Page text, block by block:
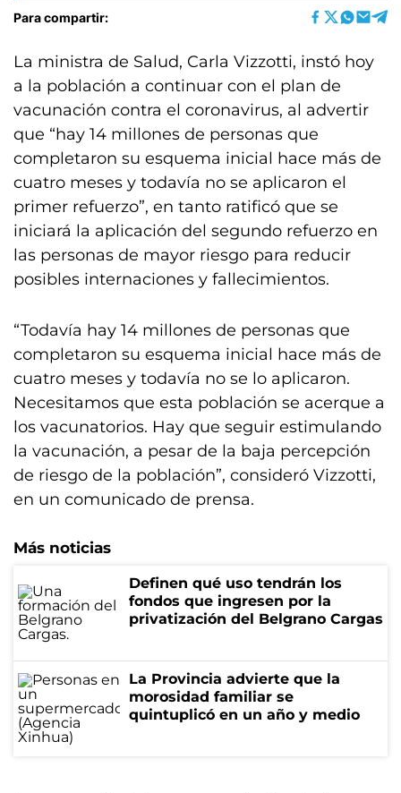
Para compartir:
La ministra de Salud, Carla Vizzotti, instó hoy
a la población a continuar con el plan de
vacunación contra el coronavirus, al advertir
que “hay 14 millones de personas que
completaron su esquema inicial hace más de
cuatro meses y todavía no se aplicaron el
primer refuerzo”, en tanto ratificó que se
iniciará la aplicación del segundo refuerzo en
las personas de mayor riesgo para reducir
posibles internaciones y fallecimientos.
“Todavía hay 14 millones de personas que
completaron su esquema inicial hace más de
cuatro meses y todavía no se lo aplicaron.
Necesitamos que esta población se acerque a
los vacunatorios. Hay que seguir estimulando
la vacunación, a pesar de la baja percepción
de riesgo de la población”, consideró Vizzotti,
en un comunicado de prensa.
Más noticias
Definen qué uso tendrán los
fondos que ingresen por la
privatización del Belgrano Cargas
La Provincia advierte que la
morosidad familiar se
quintuplicó en un año y medio